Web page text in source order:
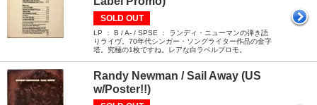
SOLD OUT
LP ： B / A- / SPSE ： ランディ・ニューマンの弾き語
りライヴ。70年代シンガー・ソングライター作品の金字
塔。究極の1枚ですね。レアな白ラベルプロモ。
Randy Newman / Sail Away (US
w/Poster!!)